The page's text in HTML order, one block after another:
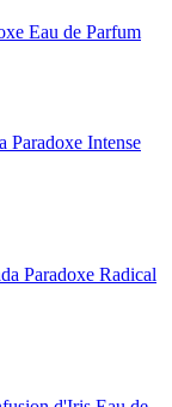
Eau de Parfum
Paradoxe Intense
Paradoxe Radical